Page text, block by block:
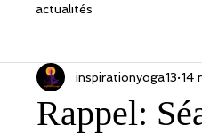
actualités
Rappel:
inspirationyoga13 14